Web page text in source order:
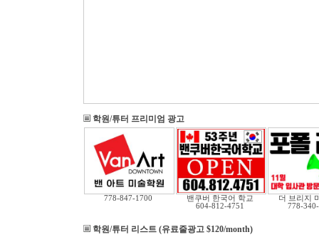
학원/튜터 프리미엄 광고
778-847-1700
밴쿠버 한국어 학교
604-812-4751
더 브리지
778-
학원/튜터 리스트 (유료줄광고 $120/month)